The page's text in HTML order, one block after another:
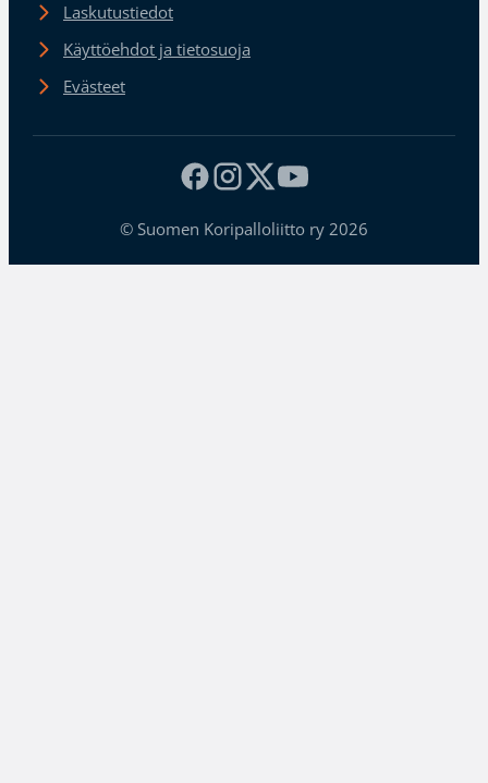
Laskutustiedot
Käyttöehdot ja tietosuoja
Evästeet
© Suomen Koripalloliitto ry 2026